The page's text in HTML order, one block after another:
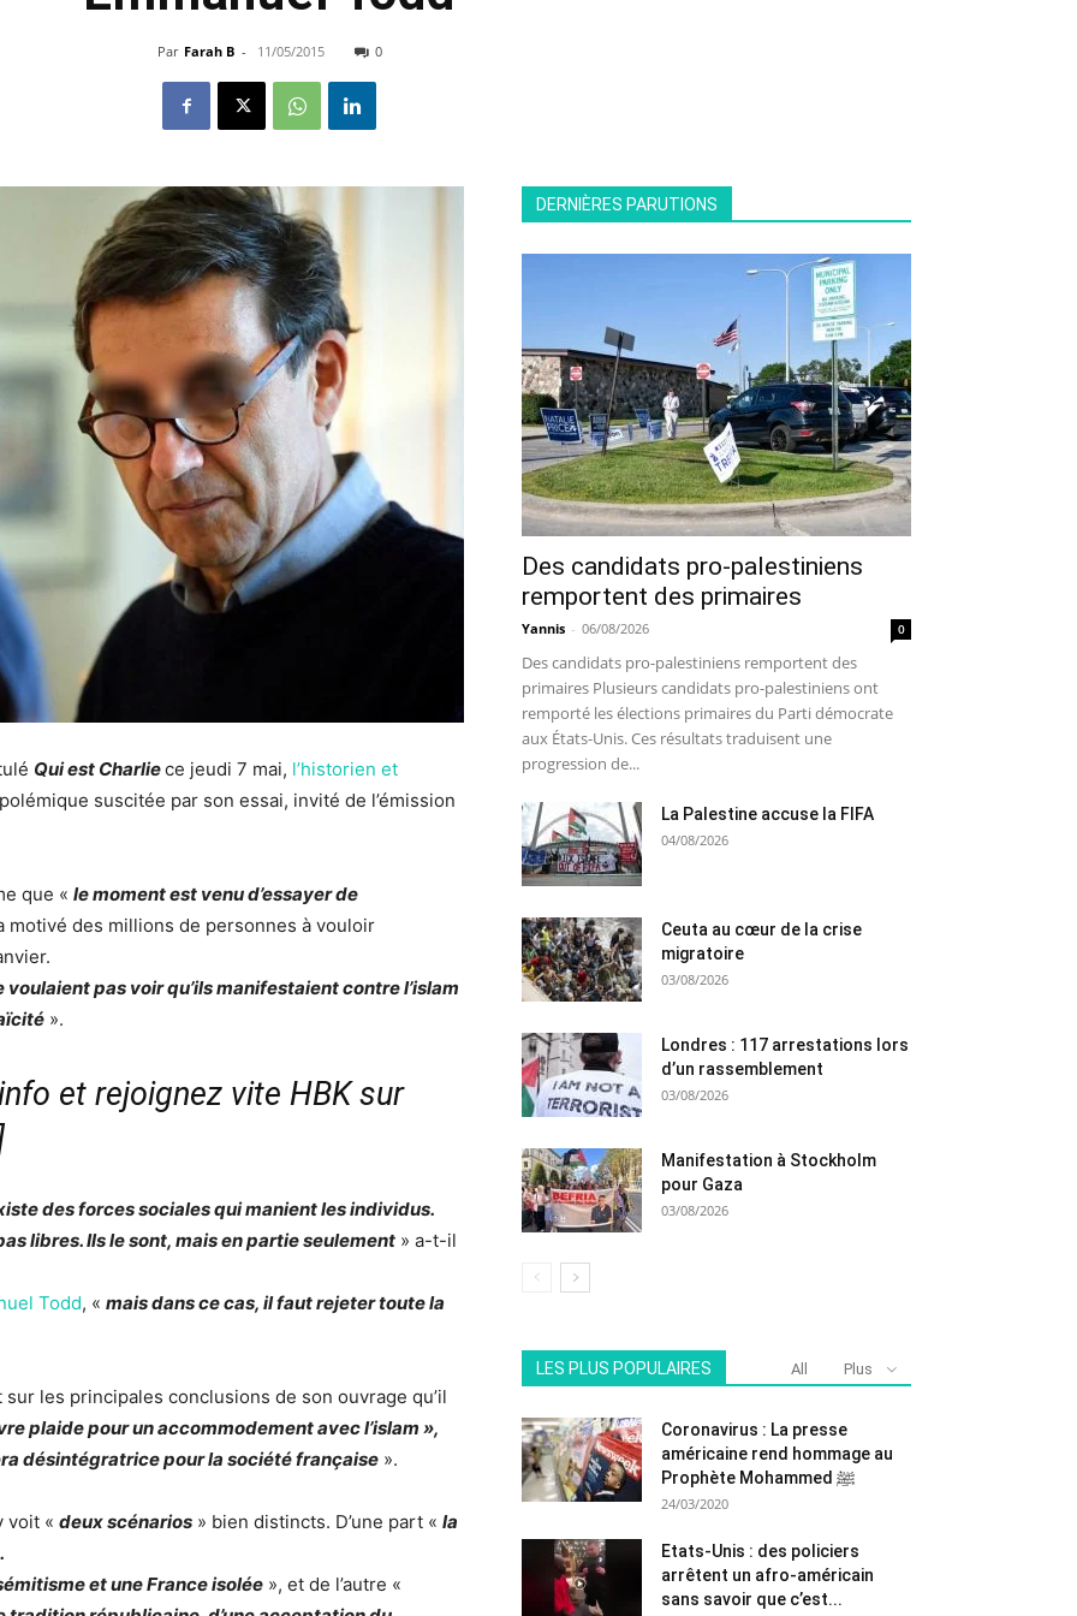
Par Farah B - 11/05/2015 0
Qui est Charliece jeudi 7 mai, l’historien et
suscitée par son essai, invité de l’émission
que « le moment est venu d’essayer de
motivé des millions de personnes à vouloir
pas voir qu’ils manifestaient contre l’islam
».
et rejoignez vite HBK sur
des forces sociales qui manient les individus.
libres. Ils le sont, mais en partie seulement » a-t-il
Todd, « mais dans ce cas, il faut rejeter toute la
sur les principales conclusions de son ouvrage qu’il
plaide pour un accommodement avec l’islam »,
désintégratrice pour la société française ».
voit « deux scénarios » bien distincts. D’une part « la
et une France isolée », et de l’autre «
DERNIÈRES PARUTIONS
Des candidats pro-palestiniens
remportent des primaires
Yannis - 06/08/2026 0
Des candidats pro-palestiniens remportent des
primaires Plusieurs candidats pro-palestiniens ont
remporté les élections primaires du Parti démocrate
aux États-Unis. Ces résultats traduisent une
progression de...
La Palestine accuse la FIFA
04/08/2026
Ceuta au cœur de la crise
migratoire
03/08/2026
Londres : 117 arrestations lors
d’un rassemblement
03/08/2026
Manifestation à Stockholm
pour Gaza
03/08/2026
LES PLUS POPULAIRES All Plus
Coronavirus : La presse
américaine rend hommage au
Prophète Mohammed ﷺ
24/03/2020
Etats-Unis : des policiers
arrêtent un afro-américain
sans savoir que c’est...